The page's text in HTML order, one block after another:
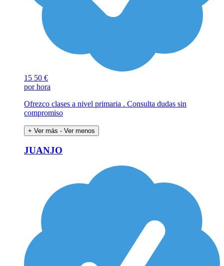
15 50 €
por hora
Ofrezco clases a nivel primaria . Consulta dudas sin
compromiso
+ Ver más - Ver menos
JUANJO